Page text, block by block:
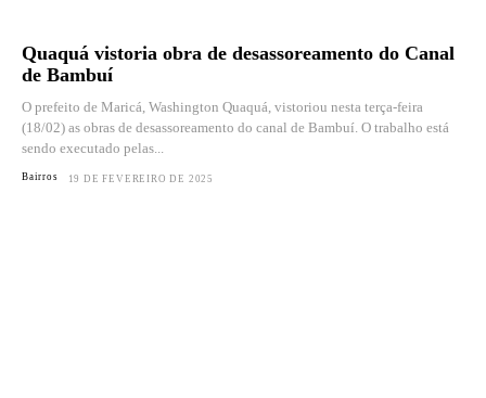
Quaquá vistoria obra de desassoreamento do Canal
de Bambuí
O prefeito de Maricá, Washington Quaquá, vistoriou nesta terça-feira
(18/02) as obras de desassoreamento do canal de Bambuí. O trabalho está
sendo executado pelas...
Bairros 19 DE FEVEREIRO DE 2025